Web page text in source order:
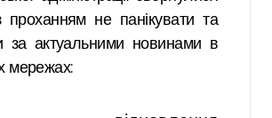
не панікувати та
за актуальними новинами в
мережах: